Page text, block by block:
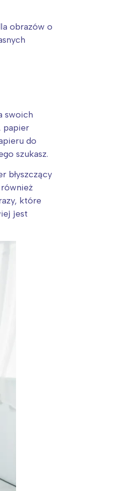
obrazów o
swoich
papier
do
szukasz.
błyszczący
które
jest